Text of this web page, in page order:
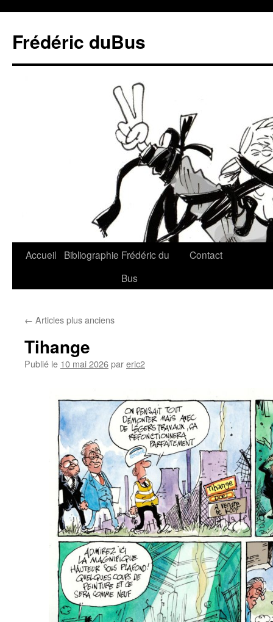
Frédéric duBus
Accueil Bibliographie Frédéric du
Bus
Contact
← Articles plus anciens
Tihange
Publié le 10 mai 2026pareric2